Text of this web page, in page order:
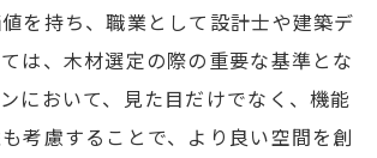
を持ち、職業として設計士や建築デ
は、木材選定の際の重要な基準とな
において、見た目だけでなく、機能
考慮することで、より良い空間を創